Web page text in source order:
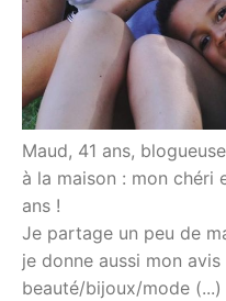
Maud, 41 ans,
à la maison : mon chéri
ans !
Je partage un peu de
je donne aussi mon
beauté/bijoux/mode